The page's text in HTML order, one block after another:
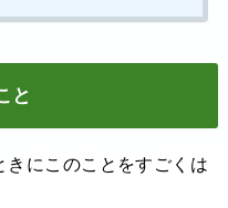
と
にこのことをすごくは